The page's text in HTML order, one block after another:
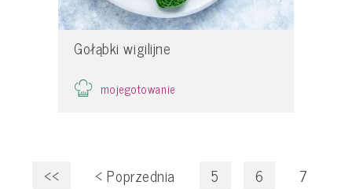
Gołąbki wigilijne
mojegotowanie
<< < Poprzednia 5 6
7